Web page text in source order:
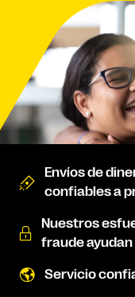
Envíos de
confiables a
Nuestros
fraude
Servicio